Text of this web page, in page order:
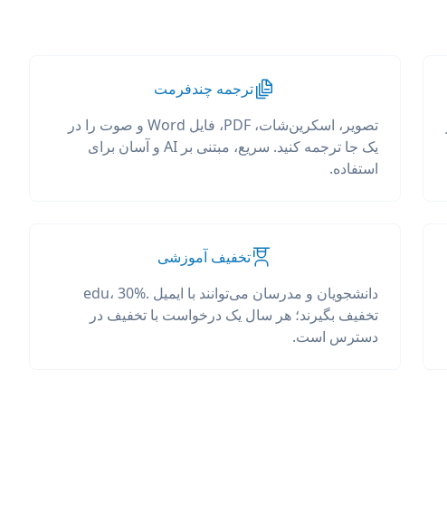
ترجمه چندفرمت
تصویر، اسکرین‌شات، PDF، فایل Word و صوت را در
یک جا ترجمه کنید. سریع، مبتنی بر AI و آسان برای
استفاده.
تخفیف آموزشی
دانشجویان و مدرسان می‌توانند با ایمیل .edu، 30%
تخفیف بگیرند؛ هر سال یک درخواست با تخفیف در
دسترس است.